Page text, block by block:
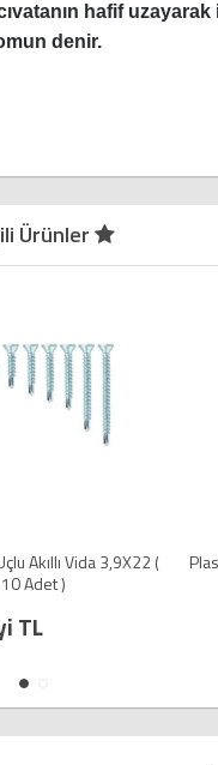
hafif
denir.
Ürünler
Dubel Beyaz 6 mm (